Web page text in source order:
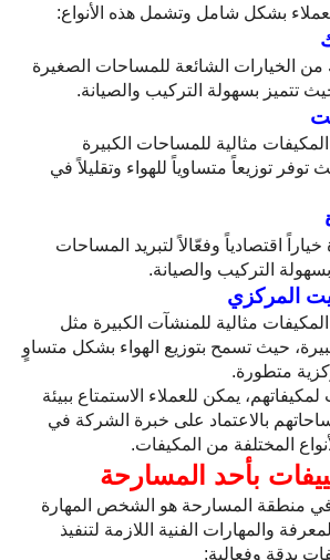
بشكل شامل وتشمل هذه الأنواع:
من الخيارات الشائعة للمساحات الصغيرة
تتميز بسهولة التركيب والصيانة.
مثالية للمساحات الكبيرة
توفر توزيعاً متساوياً للهواء وتقليلاً في
اقتصادياً وفعّالاً لتبريد المساحات
التركيب والصيانة.
المكيفات مثالية للمنشآت الكبيرة مثل
حيث تسمح بتوزيع الهواء بشكل متساوٍ
متطورة.
لمكيفاتهم، يمكن للعملاء الاستمتاع ببيئة
بالاعتماد على خبرة الشركة في
المختلفة من المكيفات.
بأحد المسارحة
منطقة المسارحة هو الشخص المهارة
والمهارات الفنية اللازمة لتنفيذ
بدقة وفعالية: